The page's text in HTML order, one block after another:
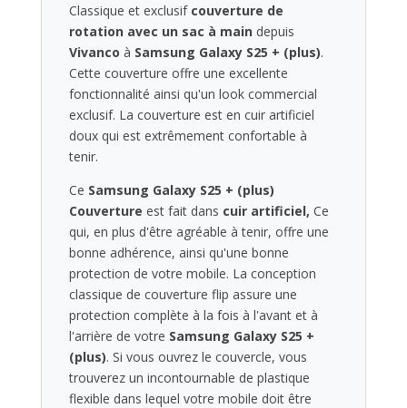
Black
Samsung
Galaxy
(plus)
Vivanco
Wallet
Cover
traction
Classique et exclusif couverture de
rotation avec un sac à maindepuis
Vivanco à Samsung Galaxy S25 + (plus).
Cette couverture offre une excellente
fonctionnalité ainsi qu'un look commercial
exclusif. La couverture est en cuir artificiel
doux qui est extrêmement confortable à
tenir.
Ce Samsung Galaxy S25 + (plus)
Couverture est fait dans cuir artificiel, Ce
qui, en plus d'être agréable à tenir, offre une
bonne adhérence, ainsi qu'une bonne
protection de votre mobile. La conception
classique de couverture flip assure une
protection complète à la fois à l'avant et à
l'arrière de votre Samsung Galaxy S25 +
(plus). Si vous ouvrez le couvercle, vous
trouverez un incontournable de plastique
flexible dans lequel votre mobile doit être